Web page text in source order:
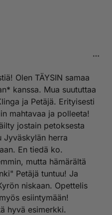
Olen TÄYSIN samaa
kanssa. Mua suututtaa
ja Petäjä. Erityisesti
mahtavaa ja polleeta!
jostain petoksesta
Jyväskylän herra
En tiedä ko.
mutta hämärältä
Petäjä tuntuu! Ja
niskaan. Opettelis
esiintymään!
hyvä esimerkki.